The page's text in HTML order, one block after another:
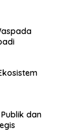
dan